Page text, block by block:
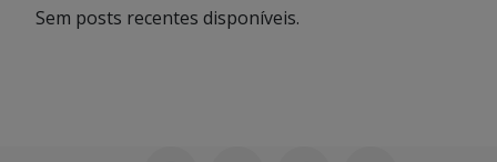
Sem posts recentes disponíveis.